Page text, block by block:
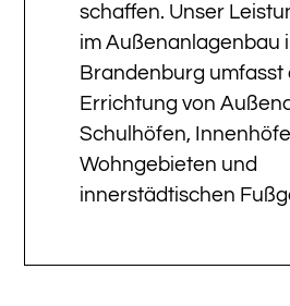
schaffen. Unser
im Außenanlagenbau
Brandenburg umfasst
Errichtung von
Schulhöfen,
Wohngebieten und
innerstädtischen